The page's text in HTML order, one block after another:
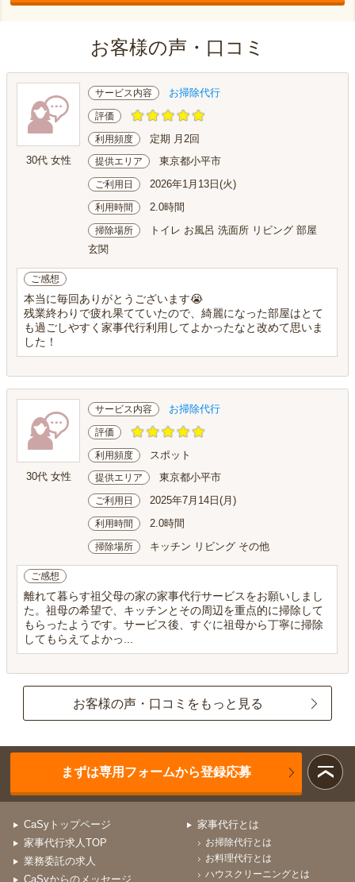
お客様の声・口コミ
30代 女性
サービス内容 お掃除代行
評価
利用頻度 定期 月2回
提供エリア 東京都小平市
ご利用日 2026年1月13日(火)
利用時間 2.0時間
掃除場所
トイレ お風呂 洗面所 リビング 部屋
玄関
ご感想
本当に毎回ありがとうございます😭
残業終わりで疲れ果てていたので、綺麗になった部屋はとて
も過ごしやすく家事代行利用してよかったなと改めて思いま
した！
30代 女性
サービス内容 お掃除代行
評価
利用頻度 スポット
提供エリア 東京都小平市
ご利用日 2025年7月14日(月)
利用時間 2.0時間
掃除場所 キッチン リビング その他
ご感想
離れて暮らす祖父母の家の家事代行サービスをお願いしまし
た。祖母の希望で、キッチンとその周辺を重点的に掃除して
もらったようです。サービス後、すぐに祖母から丁寧に掃除
してもらえてよかっ...
お客様の声・口コミをもっと見る
まずは専用フォームから登録応募
CaSyトップページ
家事代行求人TOP
業務委託の求人
CaSyからのメッセージ
家事代行とは
お掃除代行とは
お料理代行とは
ハウスクリーニングとは